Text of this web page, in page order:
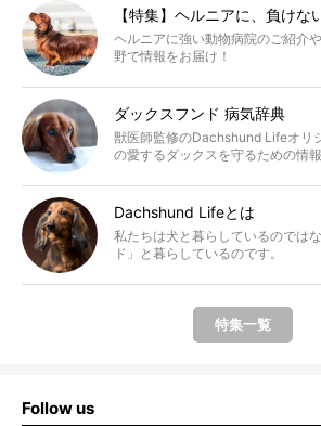
【特集】ヘルニアに、負けな
ヘルニアに強い動物病院のご紹介
野で情報をお届け！
ダックスフンド 病気辞典
獣医師監修のDachshund Lifeオリ
の愛するダックスを守るための情
Dachshund Lifeとは
私たちは犬と暮らしているのでは
ド」と暮らしているのです。
特集一覧
Follow us